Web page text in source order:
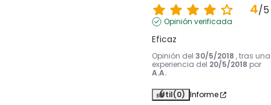
4/5
Opinión verificada
Eficaz
Opinión del 30/5/2018 , tras una
experiencia del 20/5/2018 por
A.A.
Útil(0) Informe